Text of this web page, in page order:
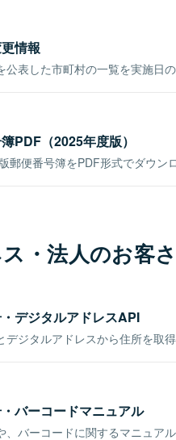
情報
公表した市町村の一覧を実施日
PDF（2025年度版）
郵便番号簿をPDF形式でダウン
・法人のお客
デジタルアドレスAPI
デジタルアドレスから住所を取
バーコードマニュアル
、バーコードに関するマニュアル